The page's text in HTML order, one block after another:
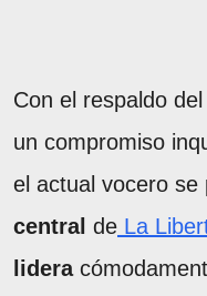
Con el respaldo
un compromiso
el actual vocero se
central de La
lidera